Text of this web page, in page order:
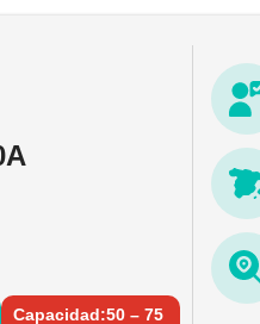
Capacidad:50 – 75